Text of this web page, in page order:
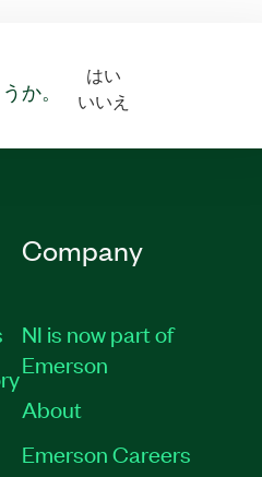
か。
はい
いいえ
Company
NI is now part of
Emerson
About
Emerson Careers